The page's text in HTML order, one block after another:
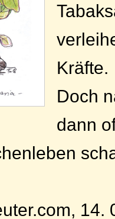
Kräfte.
Doch
dann
14.